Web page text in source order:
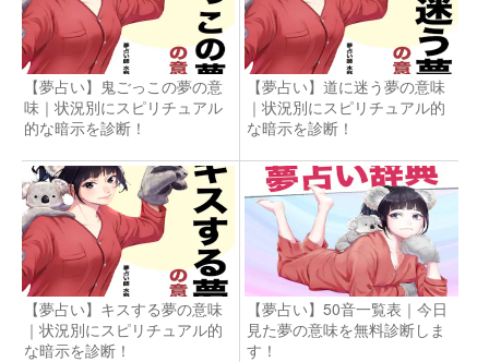
【夢占い】鬼ごっこの夢の意
味｜状況別にスピリチュアル
的な暗示を診断！
【夢占い】道に迷う夢の意味
｜状況別にスピリチュアル的
な暗示を診断！
【夢占い】キスする夢の意味
｜状況別にスピリチュアル的
な暗示を診断！
【夢占い】50音一覧表｜今日
見た夢の意味を無料診断しま
す！